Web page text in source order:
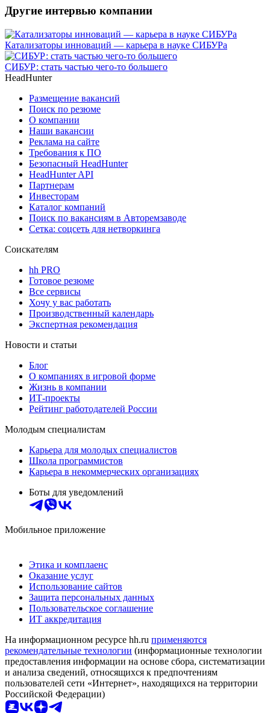
Другие интервью компании
Катализаторы инноваций — карьера в науке СИБУРа
СИБУР: стать частью чего-то большего
HeadHunter
Размещение вакансий
Поиск по резюме
О компании
Наши вакансии
Реклама на сайте
Требования к ПО
Безопасный HeadHunter
HeadHunter API
Партнерам
Инвесторам
Каталог компаний
Поиск по вакансиям в Авторемзаводе
Сетка: соцсеть для нетворкинга
Соискателям
hh PRO
Готовое резюме
Все сервисы
Хочу у вас работать
Производственный календарь
Экспертная рекомендация
Новости и статьи
Блог
О компаниях в игровой форме
Жизнь в компании
ИТ-проекты
Рейтинг работодателей России
Молодым специалистам
Карьера для молодых специалистов
Школа программистов
Карьера в некоммерческих организациях
Боты для уведомлений
Мобильное приложение
Этика и комплаенс
Оказание услуг
Использование сайтов
Защита персональных данных
Пользовательское соглашение
ИТ аккредитация
На информационном ресурсе hh.ru применяются
рекомендательные технологии (информационные технологии
предоставления информации на основе сбора, систематизации
и анализа сведений, относящихся к предпочтениям
пользователей сети «Интернет», находящихся на территории
Российской Федерации)